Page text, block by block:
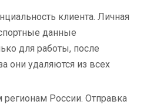
клиента. Личная
данные
для работы, после
они удаляются из всех
России. Отправка